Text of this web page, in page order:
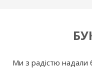
Ми з радістю надали